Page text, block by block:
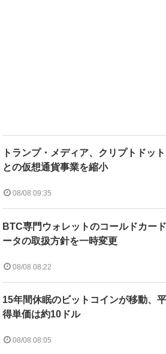
トランプ・メディア、クリプトドッ
との仮想通貨事業を縮小
08/08 09:35
BTC専門ウォレットのコールドカー
ータの取扱方針を一時変更
08/08 08:22
15年間休眠のビットコインが移動、
得単価は約10ドル
08/08 08:05